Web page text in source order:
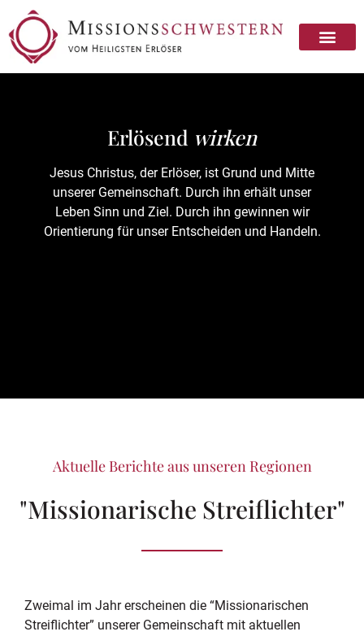
Erlösend wirken
Jesus Christus, der Erlöser, ist Grund und Mitte
unserer Gemeinschaft. Durch ihn erhält unser
Leben Sinn und Ziel. Durch ihn gewinnen wir
Orientierung für unser Entscheiden und Handeln.
Aktuelle Berichte aus unseren Regionen
"Missionarische Streiflichter"
Zweimal im Jahr erscheinen die “Missionarischen
Streiflichter” unserer Gemeinschaft mit aktuellen